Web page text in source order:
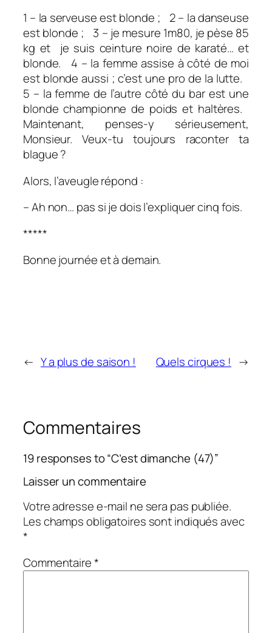
1 – la serveuse est blonde ; 2 – la danseuse
est blonde ; 3 – je mesure 1m80, je pèse 85
kg et je suis ceinture noire de karaté… et
blonde. 4 – la femme assise à côté de moi
est blonde aussi ; c’est une pro de la lutte.
5 – la femme de l’autre côté du bar est une
blonde championne de poids et haltères.
Maintenant, penses-y sérieusement,
Monsieur. Veux-tu toujours raconter ta
blague ?
Alors, l’aveugle répond :
– Ah non… pas si je dois l’expliquer cinq fois.
*****
Bonne journée et à demain.
← Y a plus de saison ! Quels cirques ! →
Commentaires
19 responses to “C’est dimanche (47)”
Laisser un commentaire
Votre adresse e-mail ne sera pas publiée.
Les champs obligatoires sont indiqués avec
*
Commentaire*